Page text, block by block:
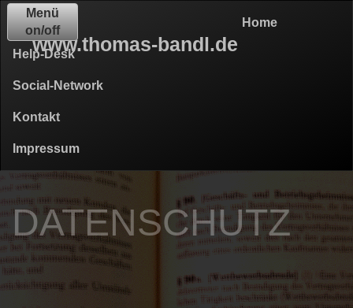
www.thomas-bandl.de
Home
Help-Desk
Social-Network
Kontakt
Impressum
Menü
on/off
DATENSCHUTZ